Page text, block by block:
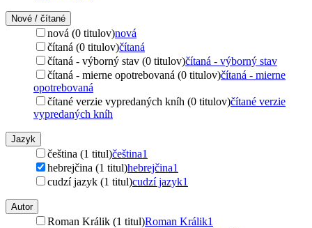
Nové / čítané
nová (0 titulov)nová
čítaná (0 titulov)čítaná
čítaná - výborný stav (0 titulov)čítaná - výborný stav
čítaná - mierne opotrebovaná (0 titulov)čítaná - mierne
opotrebovaná
čítané verzie vypredaných kníh (0 titulov)čítané verzie
vypredaných kníh
Jazyk
čeština (1 titul)čeština1
hebrejčina (1 titul)hebrejčina1
cudzí jazyk (1 titul)cudzí jazyk1
Autor
Roman Králik (1 titul)Roman Králik1